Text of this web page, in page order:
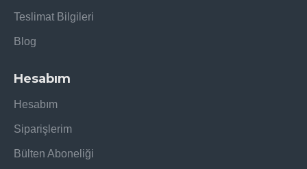
Teslimat Bilgileri
Blog
Hesabım
Hesabım
Siparişlerim
Bülten Aboneliği